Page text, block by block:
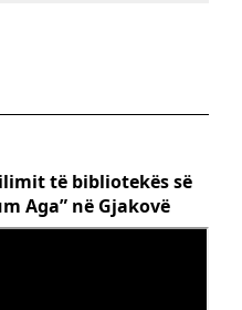
të bibliotekës së
Aga” në Gjakovë